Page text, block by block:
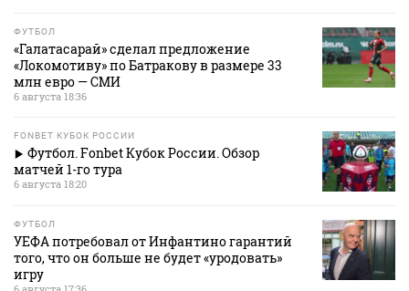
ФУТБОЛ
«Галатасарай» сделал предложение
«Локомотиву» по Батракову в размере 33
млн евро — СМИ
6 августа 18:36
FONBET КУБОК РОССИИ
Футбол. Fonbet Кубок России. Обзор
матчей 1-го тура
6 августа 18:20
ФУТБОЛ
УЕФА потребовал от Инфантино гарантий
того, что он больше не будет «уродовать»
игру